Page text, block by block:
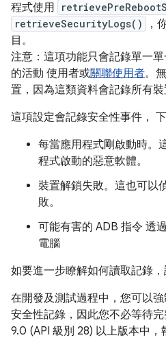
程式使用
retrieveSecurityLogs()
，
目。
注意：這項功能只會記錄單一
的活動 使用者或關聯使用者。
置，因為這類資料會記錄所有裝
這項設定會記錄安全性事件，
每當應用程式剛啟動時。
程式啟動的惡意軟體。
裝置解鎖失敗。這也可以
敗。
可能有害的 ADB 指令 透
電腦
如要進一步瞭解如何讀取記錄，
在開發及測試過程中，您可以
安全性記錄，因此您不必等待
9.0 (API 級別 28) 以上版本中